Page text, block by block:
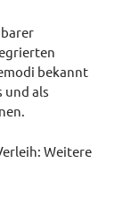
bekannt
und als
Weitere